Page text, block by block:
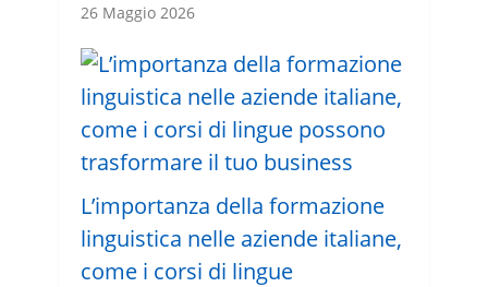
26 Maggio 2026
L’importanza della formazione
linguistica nelle aziende italiane,
come i corsi di lingue